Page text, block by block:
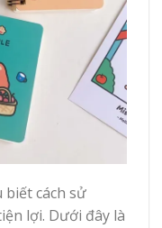
cách sử
lợi. Dưới đây là